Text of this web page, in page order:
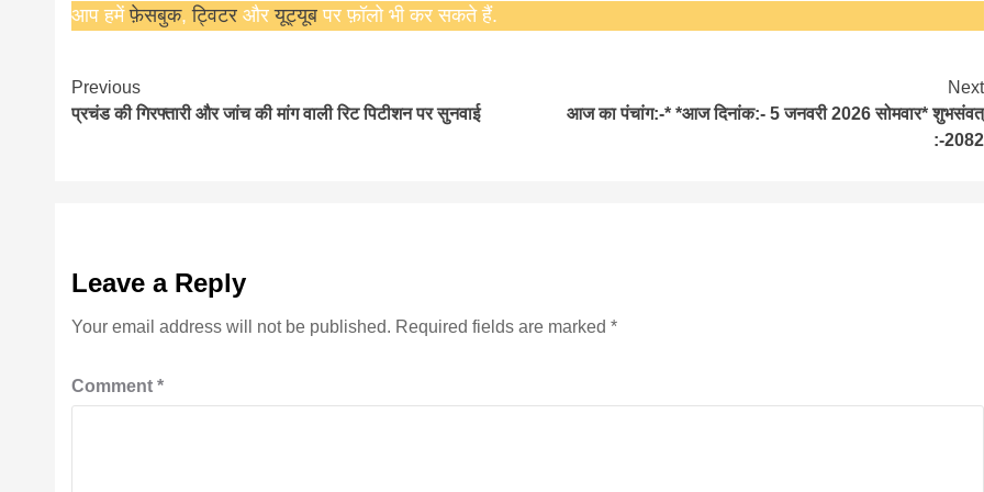
आप हमेंफ़ेसबुक,ट्विटरऔरयूट्यूब पर फ़ॉलो भी कर सकते हैं.
Continue
Reading
Previous
प्रचंड की गिरफ्तारी और जांच की मांग वाली रिट पिटीशन पर सुनवाई
Next
आज का पंचांग:-* *आज दिनांक:- 5 जनवरी 2026 सोमवार* शुभसंवत्
:-2082
Leave a Reply
Your email address will not be published. Required fields are marked*
Comment*